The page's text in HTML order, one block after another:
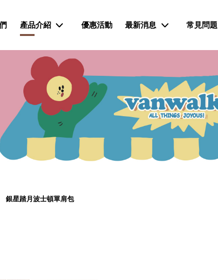
產品介紹 優惠活動 最新消息 常見問題
銀星踏月波士頓單肩包